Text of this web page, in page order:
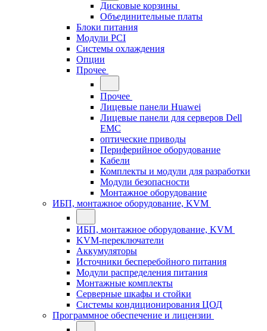
Дисковые корзины
Объединительные платы
Блоки питания
Модули PCI
Системы охлаждения
Опции
Прочее
Прочее
Лицевые панели Huawei
Лицевые панели для серверов Dell
EMC
оптические приводы
Периферийное оборудование
Кабели
Комплекты и модули для разработки
Модули безопасности
Монтажное оборудование
ИБП, монтажное оборудование, KVM
ИБП, монтажное оборудование, KVM
KVM-переключатели
Аккумуляторы
Источники бесперебойного питания
Модули распределения питания
Монтажные комплекты
Серверные шкафы и стойки
Системы кондиционирования ЦОД
Программное обеспечение и лицензии